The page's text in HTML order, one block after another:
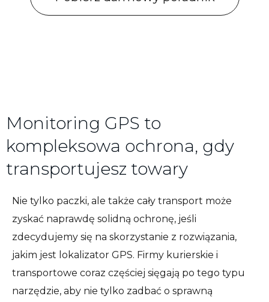
Monitoring GPS to
kompleksowa ochrona, gdy
transportujesz towary
Nie tylko paczki, ale także cały transport może
zyskać naprawdę solidną ochronę, jeśli
zdecydujemy się na skorzystanie z rozwiązania,
jakim jest lokalizator GPS. Firmy kurierskie i
transportowe coraz częściej sięgają po tego typu
narzędzie, aby nie tylko zadbać o sprawną